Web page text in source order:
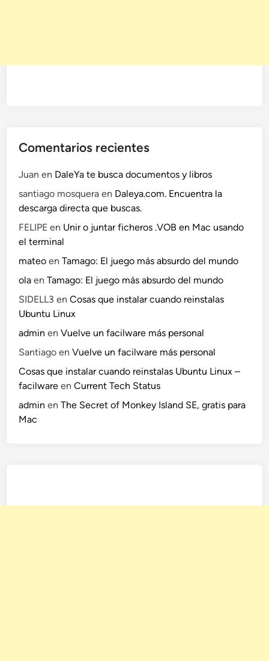
Comentarios recientes
Juan en DaleYa te busca documentos y libros
santiago mosquera en Daleya.com. Encuentra la
descarga directa que buscas.
FELIPE en Unir o juntar ficheros .VOB en Mac usando
el terminal
mateo enTamago: El juego más absurdo del mundo
ola enTamago: El juego más absurdo del mundo
SIDELL3 enCosas que instalar cuando reinstalas
Ubuntu Linux
admin enVuelve un facilware más personal
Santiago enVuelve un facilware más personal
Cosas que instalar cuando reinstalas Ubuntu Linux –
facilware enCurrent Tech Status
admin enThe Secret of Monkey Island SE, gratis para
Mac